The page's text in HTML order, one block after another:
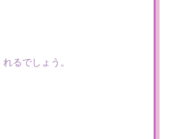
るでしょう。